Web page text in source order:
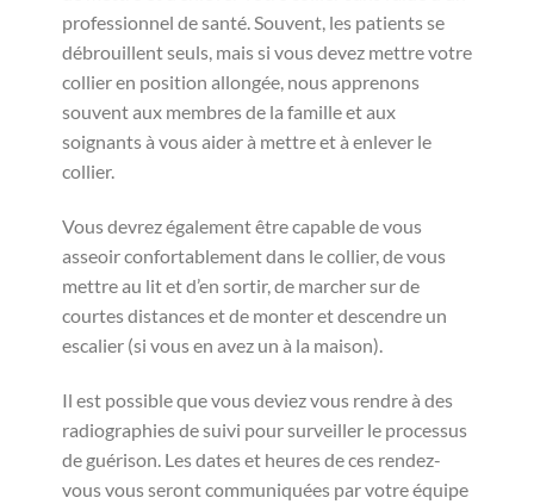
professionnel de santé. Souvent, les patients se
débrouillent seuls, mais si vous devez mettre votre
collier en position allongée, nous apprenons
souvent aux membres de la famille et aux
soignants à vous aider à mettre et à enlever le
collier.
Vous devrez également être capable de vous
asseoir confortablement dans le collier, de vous
mettre au lit et d’en sortir, de marcher sur de
courtes distances et de monter et descendre un
escalier (si vous en avez un à la maison).
Il est possible que vous deviez vous rendre à des
radiographies de suivi pour surveiller le processus
de guérison. Les dates et heures de ces rendez-
vous vous seront communiquées par votre équipe